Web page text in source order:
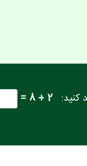
کنید: 2 + 8 =